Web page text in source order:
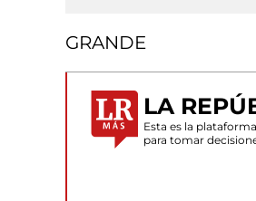
GRANDE
LA
Esta es la
para tomar